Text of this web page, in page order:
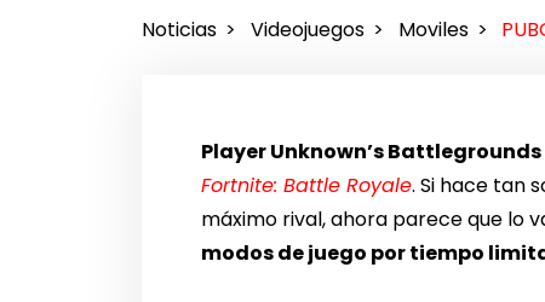
Noticias Videojuegos Moviles
Player Unknown’s Battlegrounds
Fortnite: Battle Royale. Si hace tan
máximo rival, ahora parece que lo
modos de juego por tiempo